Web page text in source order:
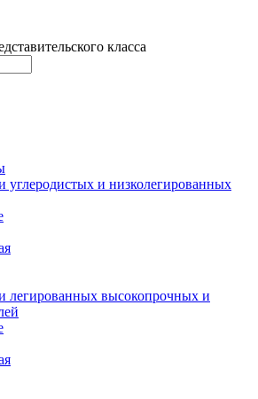
класса
углеродистых и низколегированных
легированных высокопрочных и